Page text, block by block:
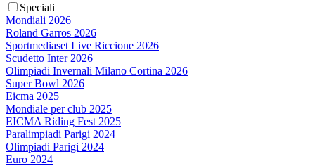
Speciali
Mondiali 2026
Roland Garros 2026
Sportmediaset Live Riccione 2026
Scudetto Inter 2026
Olimpiadi Invernali Milano Cortina 2026
Super Bowl 2026
Eicma 2025
Mondiale per club 2025
EICMA Riding Fest 2025
Paralimpiadi Parigi 2024
Olimpiadi Parigi 2024
Euro 2024